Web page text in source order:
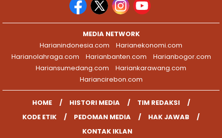
MEDIA NETWORK
Harianindonesia.com
Harianekonomi.com
Harianolahraga.com
Harianbanten.com
Harianbogor.com
Hariansumedang.com
Hariankarawang.com
Hariancirebon.com
HOME HISTORI MEDIA
TIM REDAKSI
KODE ETIK
PEDOMAN MEDIA
HAK JAWAB
KONTAK IKLAN